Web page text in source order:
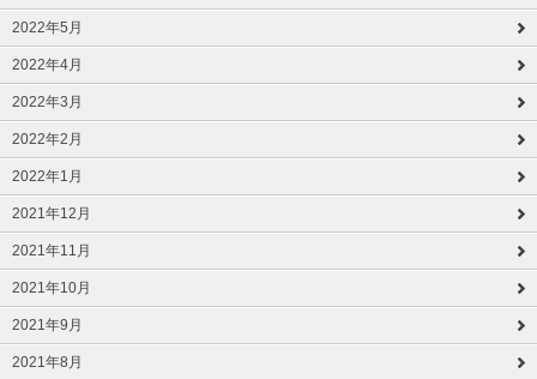
2022年5月
2022年4月
2022年3月
2022年2月
2022年1月
2021年12月
2021年11月
2021年10月
2021年9月
2021年8月